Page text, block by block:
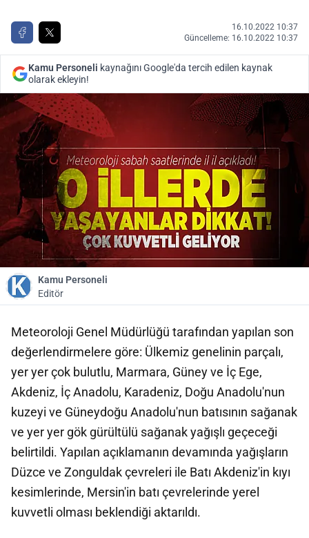
16.10.2022 10:37
Güncelleme: 16.10.2022 10:37
Kamu Personeli kaynağını Google'da tercih edilen kaynak
olarak ekleyin!
Kamu Personeli
Editör
Meteoroloji Genel Müdürlüğü tarafından yapılan son
değerlendirmelere göre: Ülkemiz genelinin parçalı,
yer yer çok bulutlu, Marmara, Güney ve İç Ege,
Akdeniz, İç Anadolu, Karadeniz, Doğu Anadolu'nun
kuzeyi ve Güneydoğu Anadolu'nun batısının sağanak
ve yer yer gök gürültülü sağanak yağışlı geçeceği
belirtildi. Yapılan açıklamanın devamında yağışların
Düzce ve Zonguldak çevreleri ile Batı Akdeniz'in kıyı
kesimlerinde, Mersin'in batı çevrelerinde yerel
kuvvetli olması beklendiği aktarıldı.